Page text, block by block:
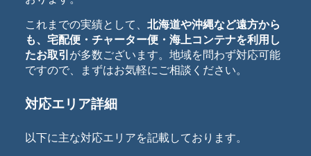
これまでの実績として、 北海道や沖縄など遠方から
も、宅配便・チャーター便・海上コンテナを利用し
たお取引 が多数ございます。地域を問わず対応可能
ですので、まずはお気軽にご相談ください。
対応エリア詳細
以下に主な対応エリアを記載しております。